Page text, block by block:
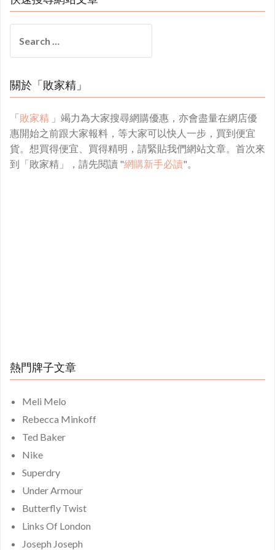
for:
關於「敗家精」
「敗家精 」竭力為大家搜尋網購優惠，亦會盡量在網店優
惠開始之前跟大家報料，等大家可以快人一步，買到便宜
貨。想買得便宜、買得精明，請緊貼我們網站文章。首次來
到「敗家精」，請先閱讀 "網購新手必讀"。
熱門牌子文章
Meli Melo
Rebecca Minkoff
Ted Baker
Nike
Superdry
Under Armour
Butterfly Twist
Links Of London
Joseph Joseph